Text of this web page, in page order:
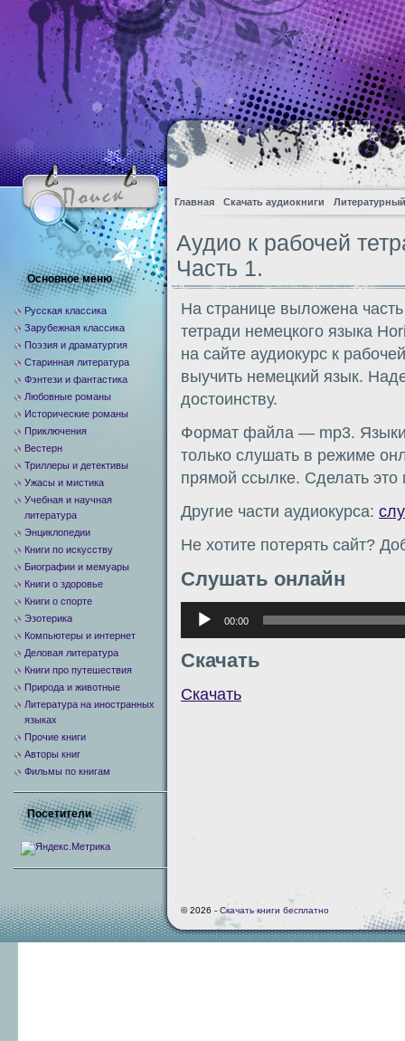
Главная Скачать аудиокниги
Аудио к рабочей
Часть 1.
На странице выложена
тетради немецкого языка
на сайте аудиокурс к
выучить немецкий язык.
достоинству.
Формат файла — mp3.
только слушать в режиме
прямой ссылке. Сделать
Другие части аудиокурса:
Не хотите потерять сайт?
Слушать онлайн
Аудиоплеер
00:00
Скачать
Скачать
Основное меню
Русская классика
Зарубежная классика
Поэзия и драматургия
Старинная литература
Фэнтези и фантастика
Любовные романы
Исторические романы
Приключения
Вестерн
Триллеры и детективы
Ужасы и мистика
Учебная и научная
литература
Энциклопедии
Книги по искусству
Биографии и мемуары
Книги о здоровье
Книги о спорте
Эзотерика
Компьютеры и интернет
Деловая литература
Книги про путешествия
Природа и животные
Литература на иностранных
языках
Прочие книги
Авторы книг
Фильмы по книгам
Посетители
© 2026 - Скачать книги бесплатно